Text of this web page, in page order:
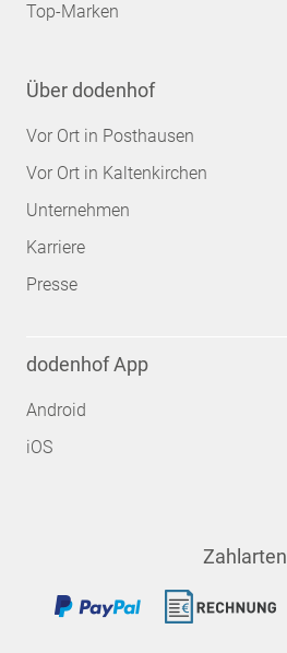
Top-Marken
Über dodenhof
Vor Ort in Posthausen
Vor Ort in Kaltenkirchen
Unternehmen
Karriere
Presse
dodenhof App
Android
iOS
Zahlarten